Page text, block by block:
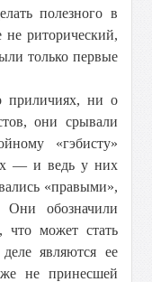
полезного в
риторический,
только первые
приличиях, ни о
они срывали
«гэбисту»
— и ведь у них
«правыми»,
Они обозначили
может стать
являются ее
не принесшей